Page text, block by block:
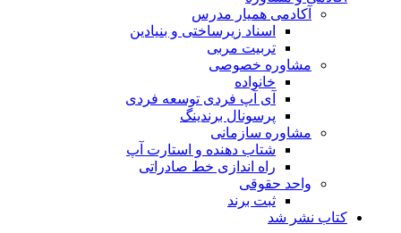
آکادمی همیار مدرس
اسناد زیرساختی و بنیادین
تربیت مربی
مشاوره خصوصی
خانواده
آی آپ فردی توسعه فردی
پرسونال برندینگ
مشاوره سازمانی
شتاب دهنده و استارت آپ
راه اندازی خط صادراتی
واحد حقوقی
ثبت برند
کتاب نشر شد